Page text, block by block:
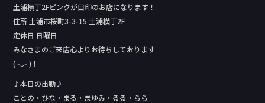
土浦横丁2Fピンクが目印のお店になります！
住所 土浦市桜町3-3-15 土浦横丁2F
定休日 日曜日
みなさまのご来店心よりお待ちしております
( ᵕᴗᵕ )！
♪本日の出勤♪
ことの・ひな・まる・まゆみ・るる・らら